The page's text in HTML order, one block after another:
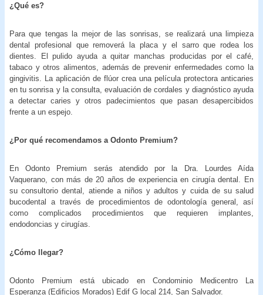
¿Qué es?
Para que tengas la mejor de las sonrisas, se realizará una limpieza
dental profesional que removerá la placa y el sarro que rodea los
dientes. El pulido ayuda a quitar manchas producidas por el café,
tabaco y otros alimentos, además de prevenir enfermedades como la
gingivitis. La aplicación de flúor crea una película protectora anticaries
en tu sonrisa y la consulta, evaluación de cordales y diagnóstico ayuda
a detectar caries y otros padecimientos que pasan desapercibidos
frente a un espejo.
¿Por qué recomendamos a Odonto Premium?
En Odonto Premium serás atendido por la Dra. Lourdes Aída
Vaquerano, con más de 20 años de experiencia en cirugía dental. En
su consultorio dental, atiende a niños y adultos y cuida de su salud
bucodental a través de procedimientos de odontología general, así
como complicados procedimientos que requieren implantes,
endodoncias y cirugías.
¿Cómo llegar?
Odonto Premium está ubicado en Condominio Medicentro La
Esperanza (Edificios Morados) Edif G local 214, San Salvador.